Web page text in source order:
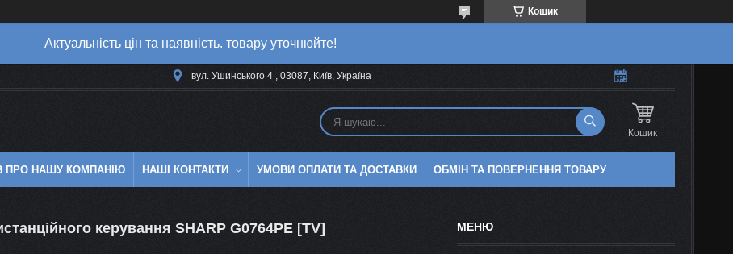
Кошик
Актуальність цін та наявність. товару уточнюйте!
вул. Ушинського 4 , 03087, Київ, Україна
Кошик
ПРО НАШУ КОМПАНІЮ НАШІ КОНТАКТИ УМОВИ ОПЛАТИ ТА ДОСТАВКИ ОБМІН ТА ПОВЕРНЕННЯ ТОВАРУ
керування SHARP G0764PE [TV]